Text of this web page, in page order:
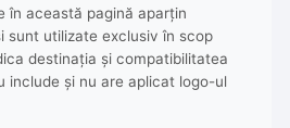
în această pagină aparțin
sunt utilizate exclusiv în scop
destinația și compatibilitatea
include și nu are aplicat logo-ul